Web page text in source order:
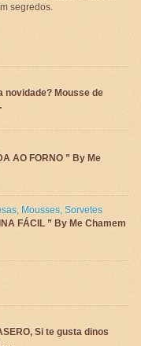
segredos.
novidade? Mousse de
AO FORNO ” By Me
, Mousses, Sorvetes
FÁCIL ” By Me Chamem
Si te gusta dinos